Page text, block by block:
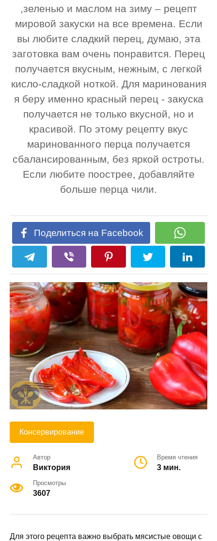
,зеленью и маслом на зиму – рецепт
мировой закуски на все времена. Если
вы любите сладкий перец, думаю, эта
заготовка вам очень понравится. Перец
получается вкусным, нежным, с легкой
кисло-сладкой ноткой. Для маринования
я беру именно красный перец - закуска
получается не только вкусной, но и
красивой. По этому рецепту вкус
маринованного перца получается
сбалансированным, без яркой остроты.
Если любите поострее, добавляйте
больше перца чили.
Поделиться на Facebook
Консервирование
Автор
Виктория
Время чтения
3 мин.
Просмотры
3607
Для этого рецепта важно выбрать мясистые овощи с